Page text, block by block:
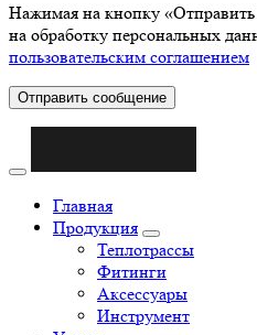
Нажимая на кнопку
на обработку персональных
пользовательским соглашением
Отправить сообщение
Главная
Продукция
Теплотрассы
Фитинги
Аксессуары
Инструмент